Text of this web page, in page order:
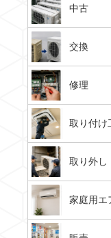
中古
交換
修理
取り付け
取り外し
家庭用エ